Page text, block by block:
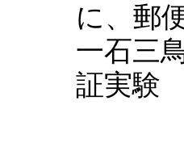
に、郵
一石三
証実験